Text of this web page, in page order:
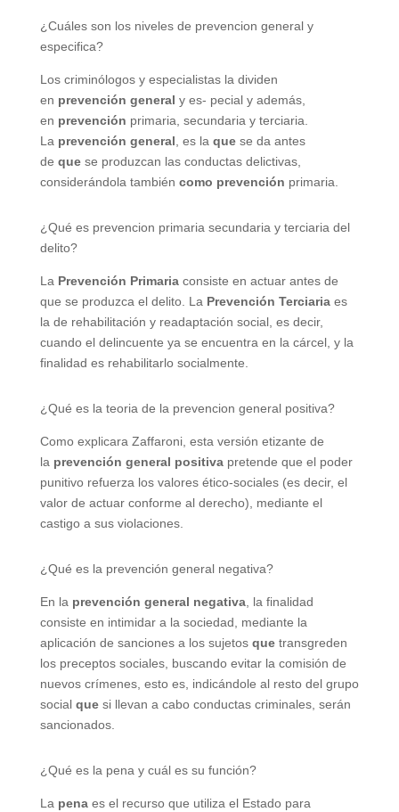
¿Cuáles son los niveles de prevencion general y
especifica?
Los criminólogos y especialistas la dividen
en prevención general y es- pecial y además,
en prevención primaria, secundaria y terciaria.
La prevención general , es la quese da antes
de quese produzcan las conductas delictivas,
considerándola también como prevención primaria.
¿Qué es prevencion primaria secundaria y terciaria del
delito?
La Prevención Primariaconsiste en actuar antes de
que se produzca el delito. La Prevención Terciariaes
la de rehabilitación y readaptación social, es decir,
cuando el delincuente ya se encuentra en la cárcel, y la
finalidad es rehabilitarlo socialmente.
¿Qué es la teoria de la prevencion general positiva?
Como explicara Zaffaroni, esta versión etizante de
la prevención general positivapretende que el poder
punitivo refuerza los valores ético-sociales (es decir, el
valor de actuar conforme al derecho), mediante el
castigo a sus violaciones.
¿Qué es la prevención general negativa?
En la prevención general negativa, la finalidad
consiste en intimidar a la sociedad, mediante la
aplicación de sanciones a los sujetos quetransgreden
los preceptos sociales, buscando evitar la comisión de
nuevos crímenes, esto es, indicándole al resto del grupo
social quesi llevan a cabo conductas criminales, serán
sancionados.
¿Qué es la pena y cuál es su función?
La penaes el recurso que utiliza el Estado para